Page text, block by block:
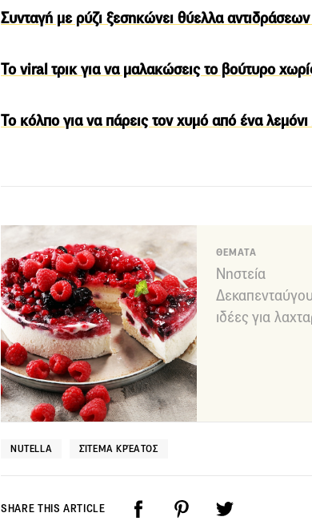
Συνταγή με ρύζι ξεσηκώνει θύελλα αντιδράσεων
Το viral τρικ για να μαλακώσεις το βούτυρο
Το κόλπο για να πάρεις τον χυμό από ένα
ΘΕΜΑΤΑ
Νηστεία
ιδέες για
NUTELLA ΣΊΤΕΜΑ ΚΡΈΑΤΟΣ
SHARE THIS ARTICLE